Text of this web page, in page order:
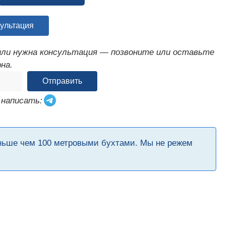
нужна консультация — позвоните или оставьте
Отправить
чем 100 метровыми бухтами. Мы не режем